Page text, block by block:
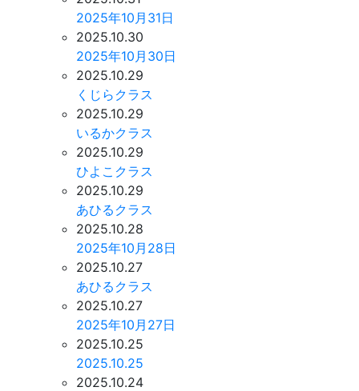
2025年10月31日
2025.10.30
2025年10月30日
2025.10.29
くじらクラス
2025.10.29
いるかクラス
2025.10.29
ひよこクラス
2025.10.29
あひるクラス
2025.10.28
2025年10月28日
2025.10.27
あひるクラス
2025.10.27
2025年10月27日
2025.10.25
2025.10.25
2025.10.24